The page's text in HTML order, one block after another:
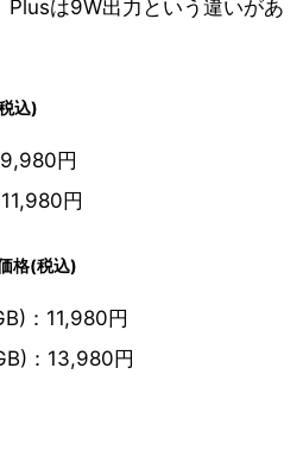
は9W出力という違いがあ
込)
円
円
格(税込)
：11,980円
：13,980円